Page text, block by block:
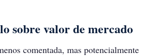
sobre valor de mercado
comentada, mas potencialmente